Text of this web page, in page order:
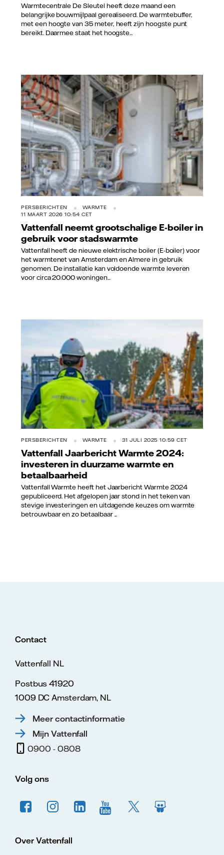
Warmtecentrale De Sleutel heeft deze maand een
belangrijke bouwmijlpaal gerealiseerd. De warmtebuffer,
met een hoogte van 35 meter, heeft zijn hoogste punt
bereikt. Daarmee staat het hoogste...
Vattenfall/Jorrit Lousberg
PERSBERICHTEN
WARMTE
11 MAART 2026 10:54 CET
Vattenfall neemt grootschalige E-boiler in
gebruik voor stadswarmte
Vattenfall heeft de nieuwe elektrische boiler (E-boiler) voor
het warmtenet van Amsterdam en Almere in gebruik
genomen. De installatie kan voldoende warmte leveren
voor circa 20.000 woningen...
PERSBERICHTEN WARMTE 31 JULI 2025 10:59 CET
Vattenfall Jaarbericht Warmte 2024:
investeren in duurzame warmte en
betaalbaarheid
Vattenfall Warmte heeft het Jaarbericht Warmte 2024
gepubliceerd. Het afgelopen jaar stond in het teken van
stevige investeringen en uitdagende keuzes om warmte
betrouwbaar en zo betaalbaar ...
Contact
Vattenfall NL
Postbus 41920
1009 DC Amsterdam, NL
Meer contactinformatie
Mijn Vattenfall
0900 - 0808
Volg ons
Over Vattenfall